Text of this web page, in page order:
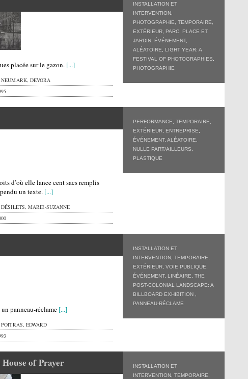
INSTALLATION ET
INTERVENTION
PHOTOGRAPHIE
TEMPORAIRE
EXTÉRIEUR
PARC, PLACE ET
JARDIN
ÉVÉNEMENT,
ALÉATOIRE
LIGHT YEAR: A
FESTIVAL OF PHOTOGRAPHIES
PHOTOGRAPHIE
placée sur le gazon. [...]
NEUMARK, DEVORA
PERFORMANCE TEMPORAIRE
EXTÉRIEUR
ENTREPRISE
ÉVÉNEMENT, ALÉATOIRE
NULLE PART/AILLEURS
PLASTIQUE
d’où elle lance cent sacs remplis
un texte. [...]
DÉSILETS, MARIE-SUZANNE
INSTALLATION ET
INTERVENTION TEMPORAIRE
EXTÉRIEUR VOIE PUBLIQUE
ÉVÉNEMENT, LINÉAIRE
THE
POST-COLONIAL LANDSCAPE: A
BILLBOARD EXHIBITION
PANNEAU-RÉCLAME
panneau-réclame [...]
POITRAS, EDWARD
INSTALLATION ET
INTERVENTION TEMPORAIRE
House of Prayer